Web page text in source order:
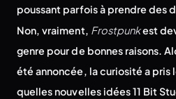
poussant parfois à prendre des
Non, vraiment, Frostpunkest
genre pour de bonnes raisons.
été annoncée, la curiosité a pris
quelles nouvelles idées 11 Bit